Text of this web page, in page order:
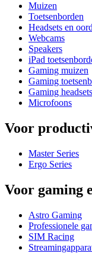
Muizen
Toetsenborden
Headsets en
Webcams
Speakers
iPad
Gaming muizen
Gaming
Gaming headsets
Microfoons
Voor
Master Series
Ergo Series
Voor gaming
Astro Gaming
Professionele
SIM Racing